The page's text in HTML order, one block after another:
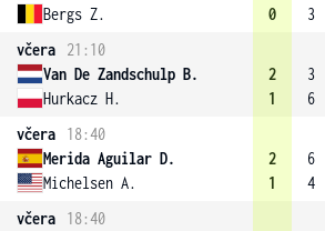
Bergs Z.
0
3
včera
21:10
Van De Zandschulp B.
Hurkacz H.
2
1
3
6
včera
18:40
Merida Aguilar D.
Michelsen A.
2
1
6
4
včera
18:40